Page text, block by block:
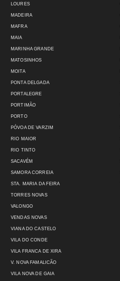
LOURES
MADEIRA
MAFRA
MAIA
MARINHA GRANDE
MATOSINHOS
MOITA
PONTA DELGADA
PORTALEGRE
PORTIMÃO
PORTO
PÓVOA DE VARZIM
RIO MAIOR
RIO TINTO
SACAVÉM
SAMORA CORREIA
STA. MARIA DA FEIRA
TORRES NOVAS
VALONGO
VENDAS NOVAS
VIANA DO CASTELO
VILA DO CONDE
VILA FRANCA DE XIRA
V. NOVA FAMALICÃO
VILA NOVA DE GAIA